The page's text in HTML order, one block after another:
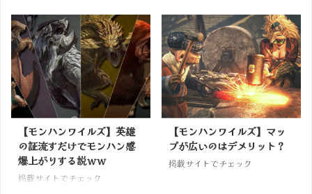
【モンハンワイルズ】英雄
の証流すだけでモンハン感
爆上がりする説ｗｗ
掲載サイトでチェック
【モンハンワイルズ】マッ
プが広いのはデメリット？
掲載サイトでチェック